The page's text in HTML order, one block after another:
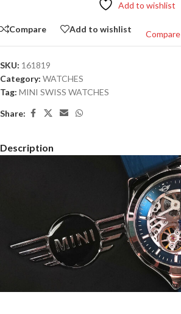
Add to wishlist
Compare Add to wishlist
Compare
SKU: 161819
Category: WATCHES
Tag: MINI SWISS WATCHES
Share:
Description